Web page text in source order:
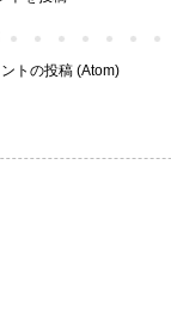
トの投稿 (Atom)